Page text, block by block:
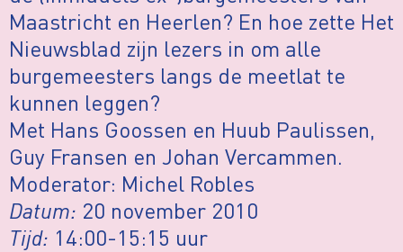
Maastricht en Heerlen? En hoe zette Het
Nieuwsblad zijn lezers in om alle
burgemeesters langs de meetlat te
kunnen leggen?
Met Hans Goossen en Huub Paulissen,
Guy Fransen en Johan Vercammen.
Moderator: Michel Robles
Datum: 20 november 2010
Tijd: 14:00-15:15 uur